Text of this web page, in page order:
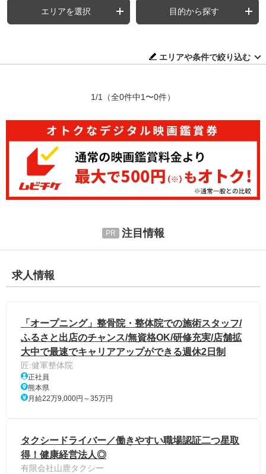
エリアを選択 目的から探す
エリアや条件で絞り込む
1/1 （全0件中1〜0件）
注目情報
求人情報
「オープニング」整骨院・整体院での施術スタッフ/
ふるさと出店のチャンス/無資格OK/研修充実/店舗拡
大中で最速でキャリアアップができる週休2日制
匠:健軍整体院
正社員
熊本県
月給22万9,000円～35万円
タクシードライバー／働きやすい職場認証二つ星取
得！健康経営法人◎
有限会社山鹿タクシー